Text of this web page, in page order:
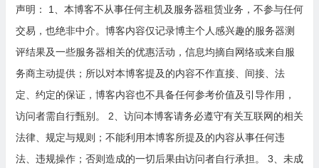
声明： 1、本博客不从事任何主机及服务器租赁业务，不参与任何
交易，也绝非中介。博客内容仅记录博主个人感兴趣的服务器测
评结果及一些服务器相关的优惠活动，信息均摘自网络或来自服
务商主动提供；所以对本博客提及的内容不作直接、间接、法
定、约定的保证，博客内容也不具备任何参考价值及引导作用，
访问者需自行甄别。 2、访问本博客请务必遵守有关互联网的相关
法律、规定与规则；不能利用本博客所提及的内容从事任何违
法、违规操作；否则造成的一切后果由访问者自行承担。 3、未成